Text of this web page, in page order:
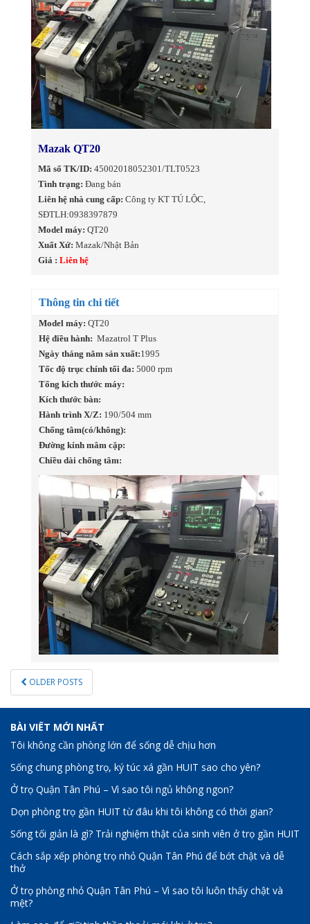
Mazak QT20
Mã số TK/ID: 45002018052301/TLT0523
Tình trạng: Đang bán
Liên hệ nhà cung cấp: Công ty KT TÚ LỘC,
SĐTLH:0938397879
Model máy: QT20
Xuất Xứ: Mazak/Nhật Bản
Giá : Liên hệ
Thông tin chi tiết
Model máy: QT20
Hệ điều hành: Mazatrol T Plus
Ngày tháng năm sản xuất:1995
Tốc độ trục chính tối đa: 5000 rpm
Tổng kích thước máy:
Kích thước bàn:
Hành trình X/Z: 190/504 mm
Chống tâm(có/không):
Đường kính mâm cặp:
Chiều dài chống tâm:
POSTS
NAVIGATION
OLDER POSTS
BÀI VIẾT MỚI NHẤT
Tôi không cần phòng lớn để sống dễ chịu hơn
Sống chung phòng trọ, ký túc xá gần HUIT sao cho yên?
Ở trọ Quận Tân Phú – Vì sao tôi ngủ không ngon?
Dọn phòng trọ gần HUIT từ đâu khi tôi không có thời gian?
Sống tối giản là gì? Trải nghiệm thật của sinh viên ở trọ gần HUIT
Cách sắp xếp phòng trọ nhỏ Quận Tân Phú để bớt chật và dễ
thở
Ở trọ phòng nhỏ Quận Tân Phú – Vì sao tôi luôn thấy chật và
mệt?